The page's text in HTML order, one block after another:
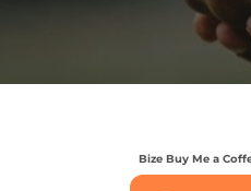
Bize Buy Me a